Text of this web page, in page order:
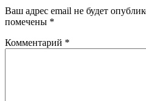
Ваш адрес email не будет
помечены *
Комментарий *